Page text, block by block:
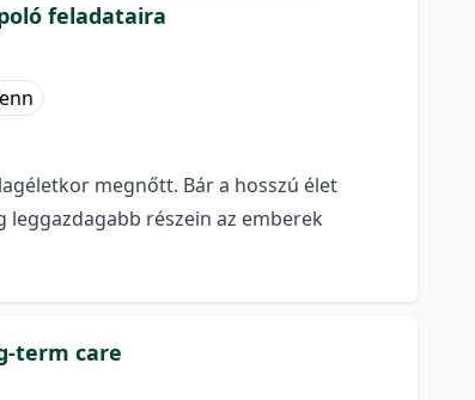
feladataira
megnőtt. Bár a hosszú élet
részein az emberek
term care